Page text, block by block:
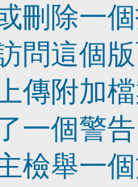
刪除一
問這個
傳附加
一個警
檢舉一